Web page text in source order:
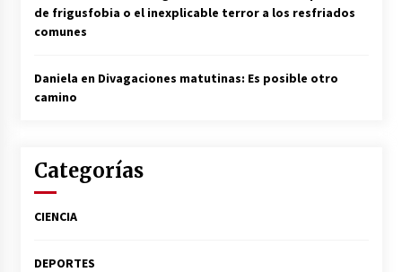
de frigusfobia o el inexplicable terror a los resfriados
comunes
Daniela en Divagaciones matutinas: Es posible otro
camino
Categorías
CIENCIA
DEPORTES